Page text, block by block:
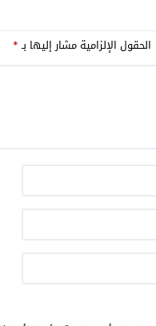
الحقول الإلزامية مشار إليها بـ*